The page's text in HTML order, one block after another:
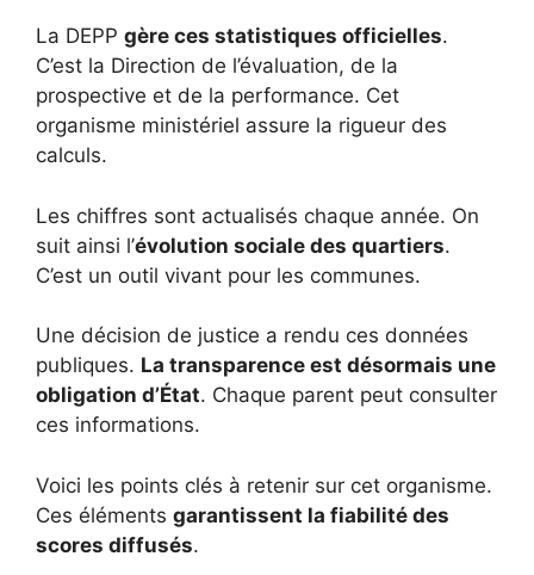
La DEPP gère ces statistiques officielles.
C’est la Direction de l’évaluation, de la
prospective et de la performance. Cet
organisme ministériel assure la rigueur des
calculs.
Les chiffres sont actualisés chaque année. On
suit ainsi l’évolution sociale des quartiers.
C’est un outil vivant pour les communes.
Une décision de justice a rendu ces données
publiques. La transparence est désormais une
obligation d’État. Chaque parent peut consulter
ces informations.
Voici les points clés à retenir sur cet organisme.
Ces éléments garantissent la fiabilité des
scores diffusés.